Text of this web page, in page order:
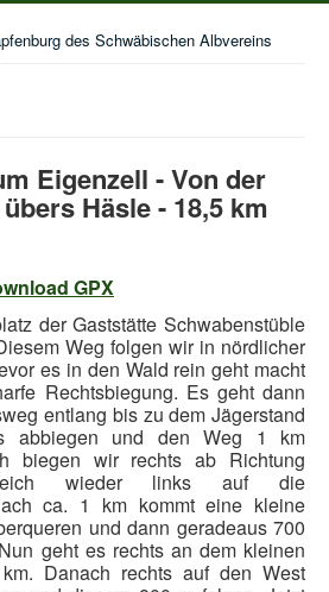
Eigenzell - Von der
Häsle - 18,5 km
der Gaststätte Schwabenstüble
Weg folgen wir in nördlicher
es in den Wald rein geht macht
Rechtsbiegung. Es geht dann
entlang bis zu dem Jägerstand
abbiegen und den Weg 1 km
biegen wir rechts ab Richtung
wieder links auf die
ca. 1 km kommt eine kleine
und dann geradeaus 700
geht es rechts an dem kleinen
Danach rechts auf den West